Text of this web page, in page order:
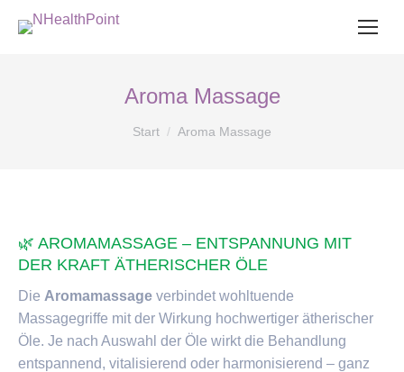
Aroma Massage
Start Aroma Massage
🌿 AROMAMASSAGE – ENTSPANNUNG MIT
DER KRAFT ÄTHERISCHER ÖLE
Die Aromamassage verbindet wohltuende
Massagegriffe mit der Wirkung hochwertiger ätherischer
Öle. Je nach Auswahl der Öle wirkt die Behandlung
entspannend, vitalisierend oder harmonisierend – ganz